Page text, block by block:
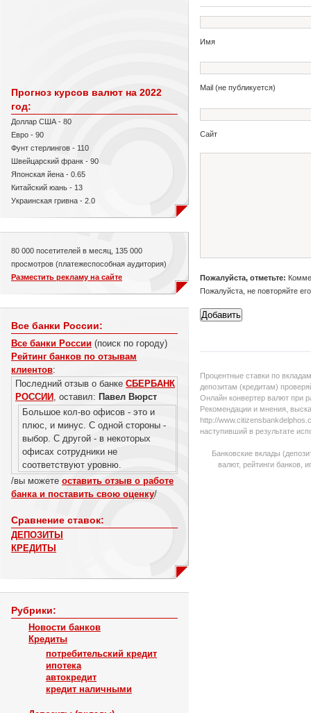
Прогноз курсов валют на 2022
год:
Доллар США - 80
Евро - 90
Фунт стерлингов - 110
Швейцарский франк - 90
Японская йена - 0.65
Китайский юань - 13
Украинская гривна - 2.0
80 000 посетителей в месяц, 135 000
просмотров (платежеспособная аудитория)
Разместить рекламу на сайте
Все банки России:
Все банки России (поиск по городу)
Рейтинг банков по отзывам
клиентов:
Последний отзыв о банке СБЕРБАНК
РОССИИ , оставил: Павел Вюрст
Большое кол-во офисов - это и
плюс, и минус. С одной стороны -
выбор. С другой - в некоторых
офисах сотрудники не
соответствуют уровню.
/вы можете оставить отзыв о работе
банка и поставить свою оценку/
Сравнение ставок:
ДЕПОЗИТЫ
КРЕДИТЫ
Рубрики:
Новости банков
Кредиты
потребительский кредит
ипотека
автокредит
кредит наличными
Имя
Mail (не публикуется)
Сайт
Пожалуйста, отметьте:
Пожалуйста, не повторяйте
Процентные ставки по
депозитам (кредитам)
Онлайн конвертер валют при
Рекомендации и мнения,
http://
наступивший в результате
Банковские вклады
валют, рейтинги банков,